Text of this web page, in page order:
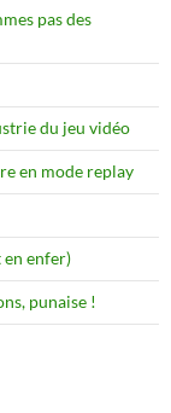
pas des
du jeu vidéo
en mode replay
en enfer)
punaise !